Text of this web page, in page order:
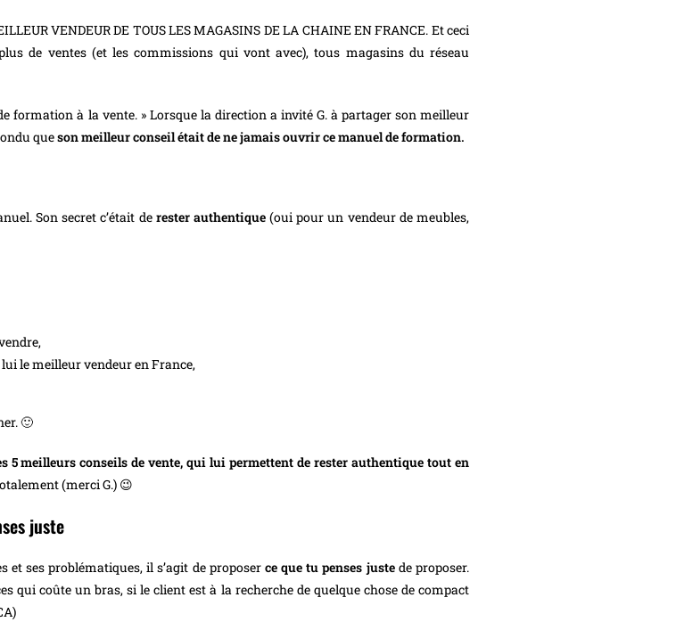
VENDEUR DE TOUS LES MAGASINS DE LA CHAINE EN FRANCE. Et ceci
de ventes (et les commissions qui vont avec), tous magasins du réseau
formation à la vente. » Lorsque la direction a invité G. à partager son meilleur
queson meilleur conseil était de ne jamais ouvrir ce manuel de formation.
Son secret c’était derester authentique(oui pour un vendeur de meubles,
le meilleur vendeur en France,
🙂
5 meilleurs conseils de vente, qui lui permettent de rester authentique tout en
(merci G.) 😉
juste
et ses problématiques, il s’agit de proposerce que tu penses juste de proposer.
qui coûte un bras, si le client est à la recherche de quelque chose de compact